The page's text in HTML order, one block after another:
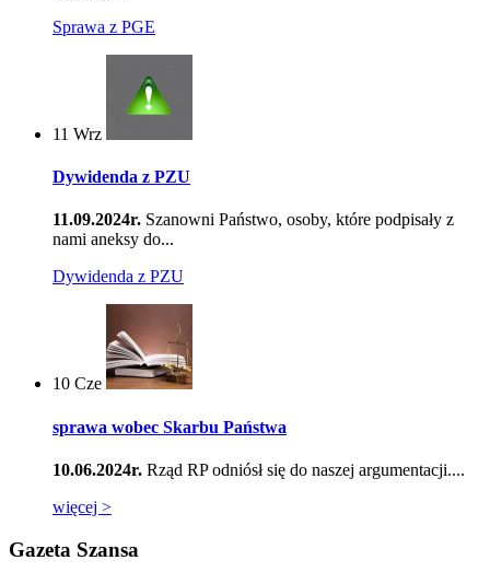
Sprawa z PGE
11 Wrz
Dywidenda z PZU
11.09.2024r. Szanowni Państwo, osoby, które podpisały z
nami aneksy do...
Dywidenda z PZU
10 Cze
sprawa wobec Skarbu Państwa
10.06.2024r. Rząd RP odniósł się do naszej argumentacji....
więcej >
Gazeta Szansa